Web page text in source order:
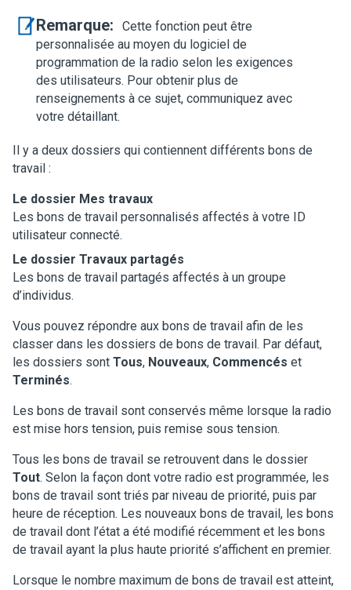
Remarque:
Cette fonction peut être
personnalisée au moyen du logiciel de
programmation de la radio selon les exigences
des utilisateurs. Pour obtenir plus de
renseignements à ce sujet, communiquez avec
votre détaillant.
Il y a deux dossiers qui contiennent différents bons de
travail :
Le dossier Mes travaux
Les bons de travail personnalisés affectés à votre ID
utilisateur connecté.
Le dossier Travaux partagés
Les bons de travail partagés affectés à un groupe
d’individus.
Vous pouvez répondre aux bons de travail afin de les
classer dans les dossiers de bons de travail. Par défaut,
les dossiers sont Tous, Nouveaux, Commencés et
Terminés.
Les bons de travail sont conservés même lorsque la radio
est mise hors tension, puis remise sous tension.
Tous les bons de travail se retrouvent dans le dossier
Tout. Selon la façon dont votre radio est programmée, les
bons de travail sont triés par niveau de priorité, puis par
heure de réception. Les nouveaux bons de travail, les bons
de travail dont l’état a été modifié récemment et les bons
de travail ayant la plus haute priorité s’affichent en premier.
Lorsque le nombre maximum de bons de travail est atteint,